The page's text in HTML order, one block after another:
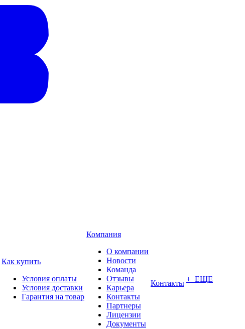
Как купить
Условия оплаты
Условия доставки
Гарантия на товар
Компания
О компании
Новости
Команда
Отзывы
Карьера
Контакты
Партнеры
Лицензии
Документы
Контакты + ЕЩЕ